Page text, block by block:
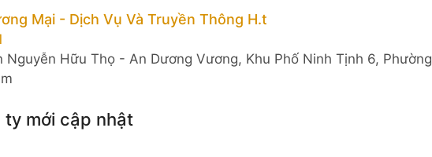
Mại - Dịch Vụ Và Truyền Thông H.t
Hữu Thọ - An Dương Vương, Khu Phố Ninh Tịnh 6, Phường
ty mới cập nhật